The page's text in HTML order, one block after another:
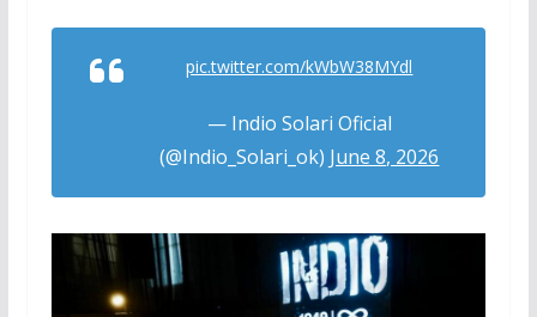
pic.twitter.com/kWbW38MYdl
— Indio Solari Oficial
(@Indio_Solari_ok) June 8, 2026